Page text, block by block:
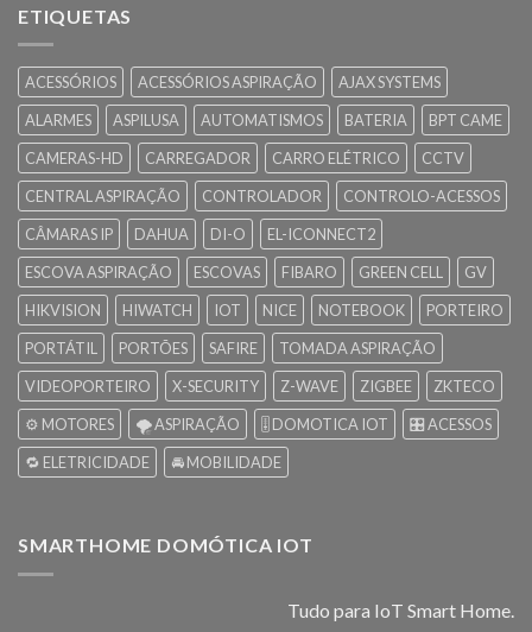
ETIQUETAS
ACESSÓRIOS ACESSÓRIOS ASPIRAÇÃO
AJAX SYSTEMS
ALARMES
ASPILUSA AUTOMATISMOS BATERIA
BPT CAME
CAMERAS-HD
CARREGADOR CARRO ELÉTRICO
CCTV
CENTRAL ASPIRAÇÃO
CONTROLADOR
CONTROLO-ACESSOS
CÂMARAS IP
DAHUA DI-O
EL-ICONNECT2
ESCOVA ASPIRAÇÃO
ESCOVAS FIBARO GREEN CELL
GV
HIKVISION
HIWATCH IOT NICE NOTEBOOK
PORTEIRO
PORTÁTIL
PORTÕES SAFIRE
TOMADA ASPIRAÇÃO
VIDEOPORTEIRO
X-SECURITY Z-WAVE ZIGBEE
ZKTECO
⚙️ MOTORES
🌪️ ASPIRAÇÃO 🎚️ DOMOTICA IOT
🎛️ ACESSOS
🔁 ELETRICIDADE
🚘 MOBILIDADE
SMARTHOME DOMÓTICA IOT
Tudo para IoT Smart Home.